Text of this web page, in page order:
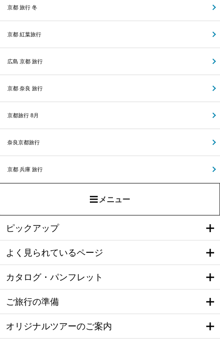
京都 旅行 冬
京都 紅葉旅行
広島 京都 旅行
京都 奈良 旅行
京都旅行 8月
奈良京都旅行
京都 兵庫 旅行
メニュー
ピックアップ
よく見られているページ
カタログ・パンフレット
ご旅行の準備
オリジナルツアーのご案内